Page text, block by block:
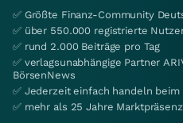
✅ Größte Finanz-Community
✅ über 550.000 registrierte
✅ rund 2.000 Beiträge pro Tag
✅ verlagsunabhängige Partner
BörsenNews
✅ Jederzeit einfach handeln beim
✅ mehr als 25 Jahre Marktpräsenz